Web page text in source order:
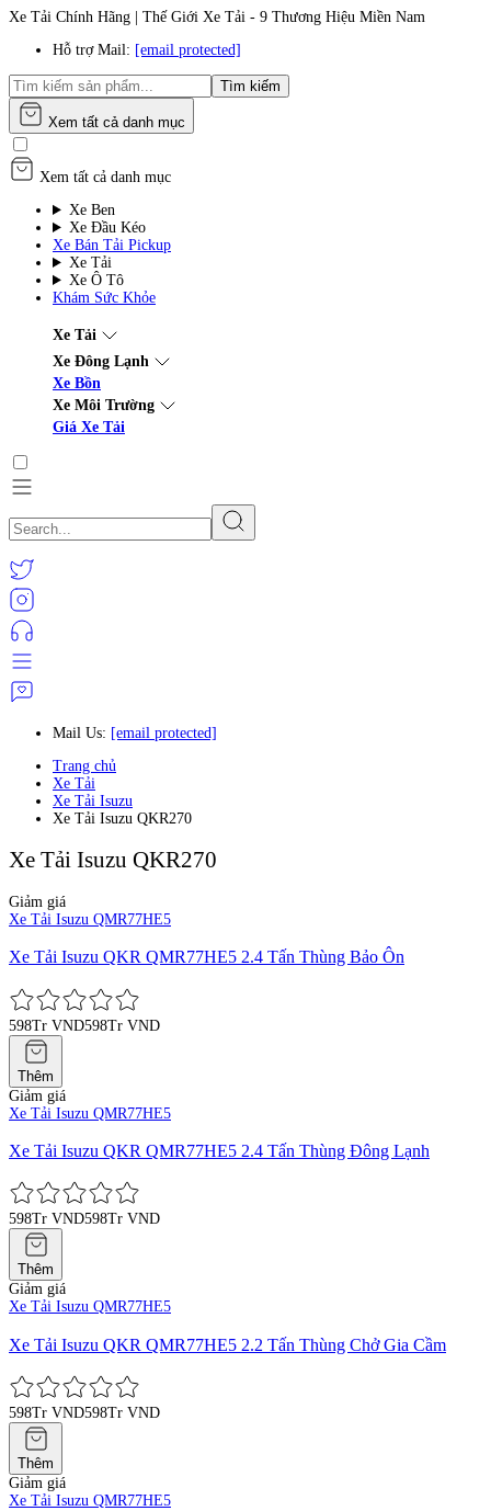
Xe Tải Chính Hãng | Thế Giới Xe Tải - 9 Thương Hiệu Miền Nam
Hỗ trợ Mail: [email protected]
Tìm kiếm
Xem tất cả danh mục
Xem tất cả danh mục
Xe Ben
Xe Đầu Kéo
Xe Bán Tải Pickup
Xe Tải
Xe Ô Tô
Khám Sức Khỏe
Xe Tải
Xe Đông Lạnh
Xe Bồn
Xe Môi Trường
Giá Xe Tải
Mail Us: [email protected]
Trang chủ
Xe Tải
Xe Tải Isuzu
Xe Tải Isuzu QKR270
Xe Tải Isuzu QKR270
Giảm giá
Xe Tải Isuzu QMR77HE5
Xe Tải Isuzu QKR QMR77HE5 2.4 Tấn Thùng Bảo Ôn
598Tr VND598Tr VND
Thêm
Giảm giá
Xe Tải Isuzu QMR77HE5
Xe Tải Isuzu QKR QMR77HE5 2.4 Tấn Thùng Đông Lạnh
598Tr VND598Tr VND
Thêm
Giảm giá
Xe Tải Isuzu QMR77HE5
Xe Tải Isuzu QKR QMR77HE5 2.2 Tấn Thùng Chở Gia Cầm
598Tr VND598Tr VND
Thêm
Giảm giá
Xe Tải Isuzu QMR77HE5